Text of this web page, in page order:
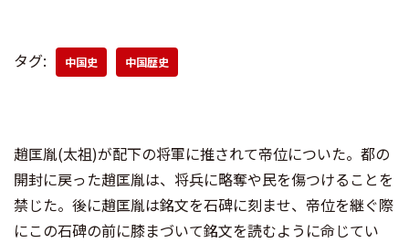
タグ: 中国史 中国歴史
趙匡胤(太祖)が配下の将軍に推されて帝位についた。都の
開封に戻った趙匡胤は、将兵に略奪や民を傷つけることを
禁じた。後に趙匡胤は銘文を石碑に刻ませ、帝位を継ぐ際
にこの石碑の前に膝まづいて銘文を読むように命じてい